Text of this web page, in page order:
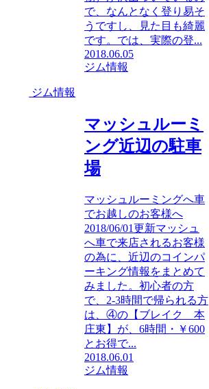
で、なんとなく登り易そ
うですし、見た目も綺麗
です。では、実際の登...
2018.06.05
ジム情報
ジム情報
マッシュルーミ
ング近辺の駐車
場
マッシュルーミングへ車
でお越しのお客様へ
2018/06/01更新マッシュ
へ車で来店されるお客様
の為に、近辺のコインパ
ーキング情報をまとめて
みました。初心者の方
で、2-3時間で帰られる方
は、④の【ブレイク 本
庄東】が、6時間・￥600
とお得で...
2018.06.01
ジム情報